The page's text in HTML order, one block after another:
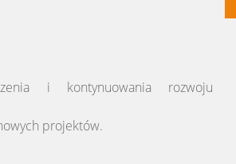
i kontynuowania rozwoju
projektów.